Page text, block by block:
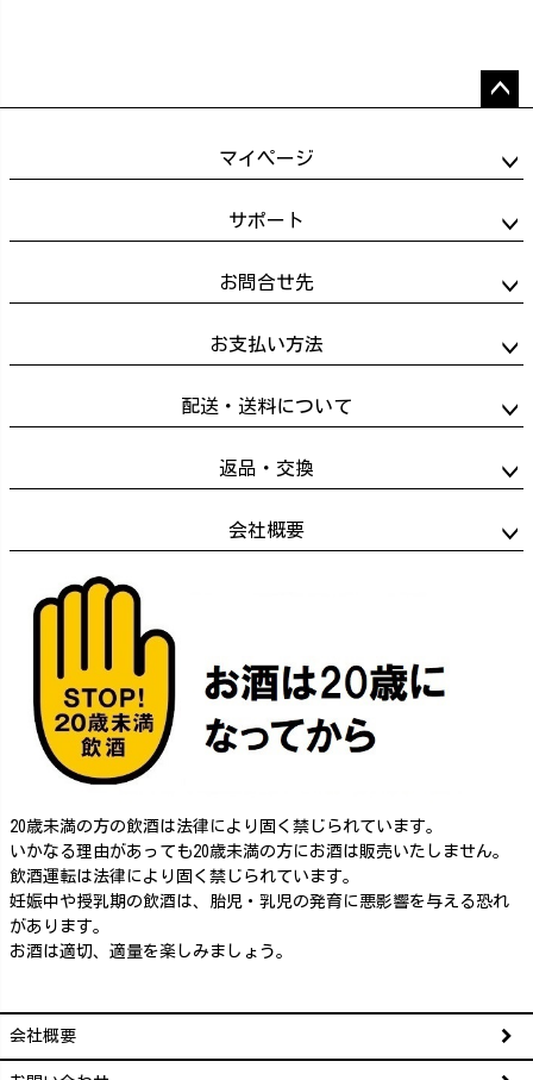
ップ
マイページ
サポート
お問合せ先
お支払い方法
配送・送料について
返品・交換
会社概要
20歳未満の方の飲酒は法律により固く禁じられています。
いかなる理由があっても20歳未満の方にお酒は販売いたしません。
飲酒運転は法律により固く禁じられています。
妊娠中や授乳期の飲酒は、胎児・乳児の発育に悪影響を与える恐れ
があります。
お酒は適切、適量を楽しみましょう。
会社概要